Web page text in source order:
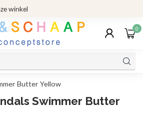
winkel
0
Butter Yellow
Swimmer Butter